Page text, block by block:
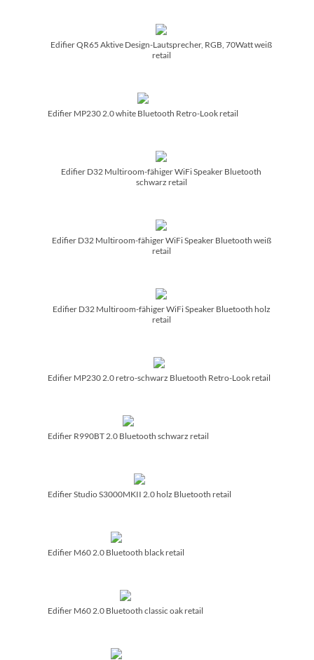
Edifier QR65 Aktive Design-Lautsprecher, RGB, 70Watt weiß
retail
Edifier MP230 2.0 white Bluetooth Retro-Look retail
Edifier D32 Multiroom-fähiger WiFi Speaker Bluetooth
schwarz retail
Edifier D32 Multiroom-fähiger WiFi Speaker Bluetooth weiß
retail
Edifier D32 Multiroom-fähiger WiFi Speaker Bluetooth holz
retail
Edifier MP230 2.0 retro-schwarz Bluetooth Retro-Look retail
Edifier R990BT 2.0 Bluetooth schwarz retail
Edifier Studio S3000MKII 2.0 holz Bluetooth retail
Edifier M60 2.0 Bluetooth black retail
Edifier M60 2.0 Bluetooth classic oak retail